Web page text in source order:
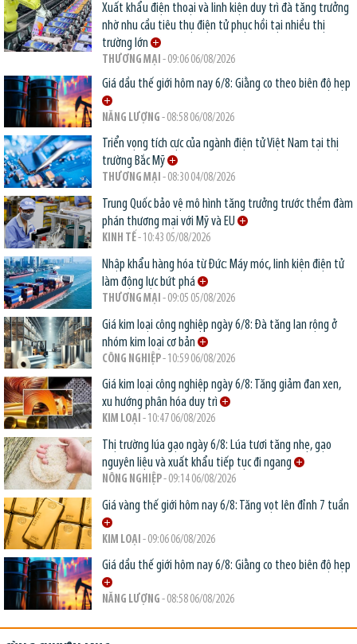
Xuất khẩu điện thoại và linh kiện duy trì đà tăng trưởng
nhờ nhu cầu tiêu thụ điện tử phục hồi tại nhiều thị
trường lớn
THƯƠNG MẠI - 09:06 06/08/2026
Giá dầu thế giới hôm nay 6/8: Giằng co theo biên độ hẹp
NĂNG LƯỢNG - 08:58 06/08/2026
Triển vọng tích cực của ngành điện tử Việt Nam tại thị
trường Bắc Mỹ
THƯƠNG MẠI - 08:30 04/08/2026
Trung Quốc bảo vệ mô hình tăng trưởng trước thềm đàm
phán thương mại với Mỹ và EU
KINH TẾ- 10:43 05/08/2026
Nhập khẩu hàng hóa từ Đức: Máy móc, linh kiện điện tử
làm động lực bứt phá
THƯƠNG MẠI - 09:05 05/08/2026
Giá kim loại công nghiệp ngày 6/8: Đà tăng lan rộng ở
nhóm kim loại cơ bản
CÔNG NGHIỆP- 10:59 06/08/2026
Giá kim loại công nghiệp ngày 6/8: Tăng giảm đan xen,
xu hướng phân hóa duy trì
KIM LOẠI - 10:47 06/08/2026
Thị trường lúa gạo ngày 6/8: Lúa tươi tăng nhẹ, gạo
nguyên liệu và xuất khẩu tiếp tục đi ngang
NÔNG NGHIỆP- 09:14 06/08/2026
Giá vàng thế giới hôm nay 6/8: Tăng vọt lên đỉnh 7 tuần
KIM LOẠI - 09:06 06/08/2026
Giá dầu thế giới hôm nay 6/8: Giằng co theo biên độ hẹp
NĂNG LƯỢNG - 08:58 06/08/2026